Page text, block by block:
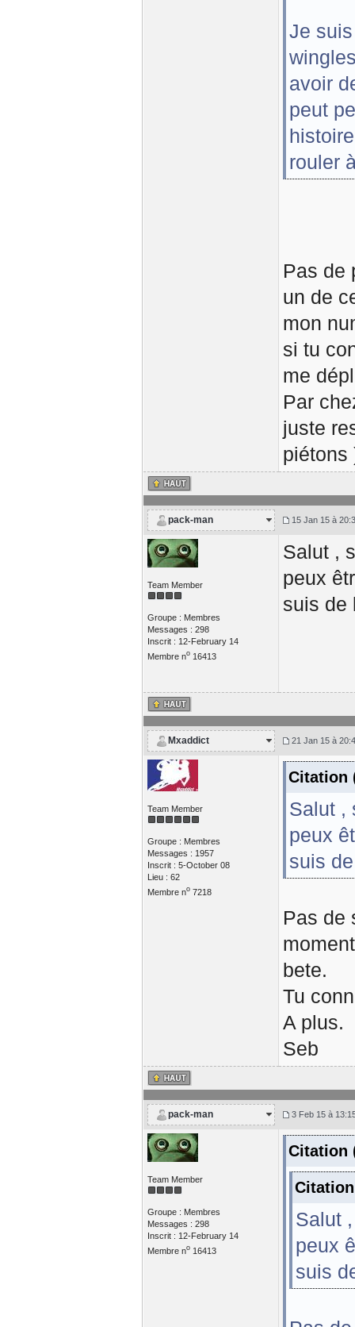
Je
avoir
peut
rouler
Pas de
un de
mon
si tu
me
Par
juste
piétons
pack-man 15 Jan 15 à
Team Member
Groupe : Membres
Messages : 298
Inscrit : 12-February 14
Membre no16413
Salut ,
peux
suis de
Mxaddict 21 Jan 15 à
Team Member
Groupe : Membres
Messages : 1957
Inscrit : 5-October 08
Lieu : 62
Membre no7218
Citation
Salut ,
peux
suis
Pas de
bete.
Tu
A plus.
Seb
pack-man 3 Feb 15 à
Team Member
Groupe : Membres
Messages : 298
Inscrit : 12-February 14
Membre no16413
Citation
Salut
peux
suis